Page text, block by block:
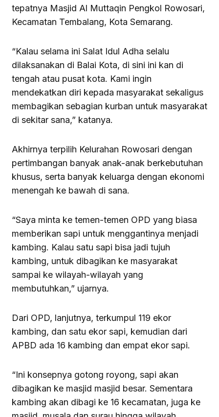
tepatnya Masjid Al Muttaqin Pengkol Rowosari,
Kecamatan Tembalang, Kota Semarang.
“Kalau selama ini Salat Idul Adha selalu
dilaksanakan di Balai Kota, di sini ini kan di
tengah atau pusat kota. Kami ingin
mendekatkan diri kepada masyarakat sekaligus
membagikan sebagian kurban untuk masyarakat
di sekitar sana,” katanya.
Akhirnya terpilih Kelurahan Rowosari dengan
pertimbangan banyak anak-anak berkebutuhan
khusus, serta banyak keluarga dengan ekonomi
menengah ke bawah di sana.
“Saya minta ke temen-temen OPD yang biasa
memberikan sapi untuk menggantinya menjadi
kambing. Kalau satu sapi bisa jadi tujuh
kambing, untuk dibagikan ke masyarakat
sampai ke wilayah-wilayah yang
membutuhkan,” ujarnya.
Dari OPD, lanjutnya, terkumpul 119 ekor
kambing, dan satu ekor sapi, kemudian dari
APBD ada 16 kambing dan empat ekor sapi.
“Ini konsepnya gotong royong, sapi akan
dibagikan ke masjid masjid besar. Sementara
kambing akan dibagi ke 16 kecamatan, juga ke